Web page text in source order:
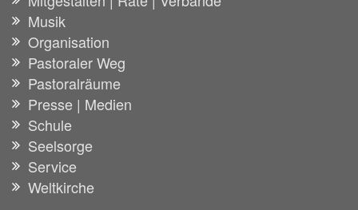
Musik
Organisation
Pastoraler Weg
Pastoralräume
Presse | Medien
Schule
Seelsorge
Service
Weltkirche